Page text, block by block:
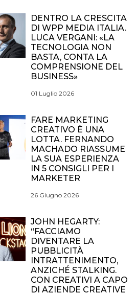
DENTRO LA CRESCITA
DI WPP MEDIA ITALIA.
LUCA VERGANI: «LA
TECNOLOGIA NON
BASTA, CONTA LA
COMPRENSIONE DEL
BUSINESS»
01 Luglio 2026
FARE MARKETING
CREATIVO È UNA
LOTTA. FERNANDO
MACHADO RIASSUME
LA SUA ESPERIENZA
IN 5 CONSIGLI PER I
MARKETER
26 Giugno 2026
JOHN HEGARTY:
“FACCIAMO
DIVENTARE LA
PUBBLICITÀ
INTRATTENIMENTO,
ANZICHÉ STALKING.
CON CREATIVI A CAPO
DI AZIENDE CREATIVE